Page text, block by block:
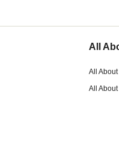
All
All
All